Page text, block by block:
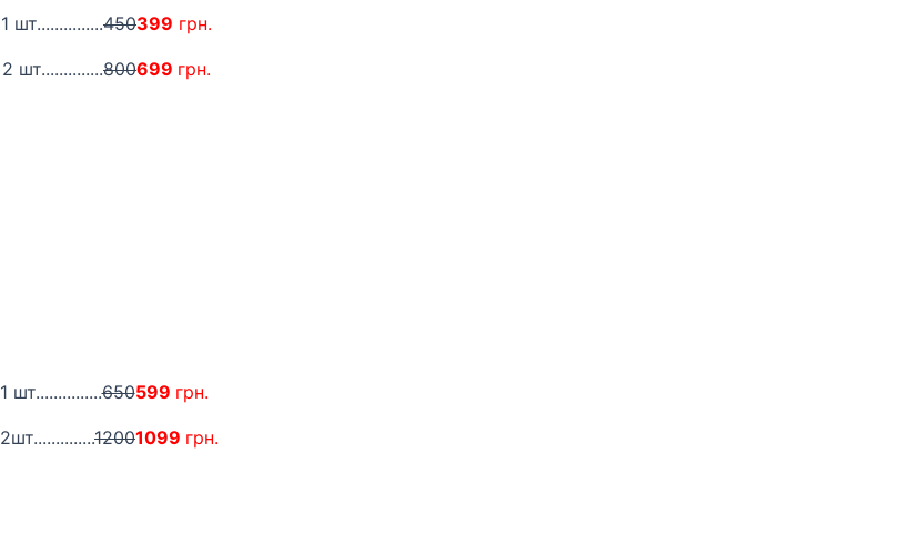
1 шт...............450399 грн.
2 шт..............800699 грн.
1 шт...............650599 грн.
2шт..............12001099 грн.